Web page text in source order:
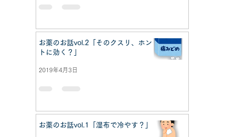
お薬のお話vol.2「そのクスリ、ホン
トに効く？」
2019年4月3日
お薬のお話vol.1「湿布で冷やす？」